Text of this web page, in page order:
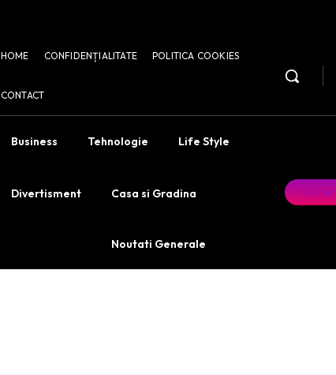
HOME CONFIDENȚIALITATE POLITICA COOKIES
CONTACT
Business Tehnologie Life Style
Divertisment Casa si Gradina
Noutati Generale